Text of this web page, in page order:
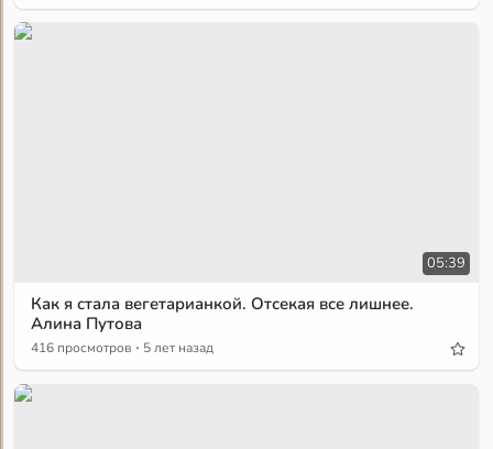
05:39
Как я стала вегетарианкой. Отсекая все лишнее.
Алина Путова
416 просмотров · 5 лет назад